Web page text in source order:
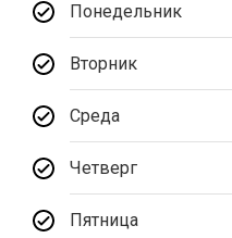
Понедельник
Вторник
Среда
Четверг
Пятница